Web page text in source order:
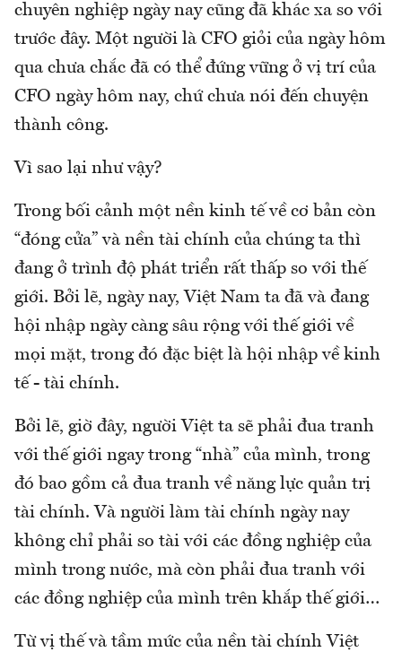
chuyên nghiệp ngày nay cũng đã khác xa so với
trước đây. Một người là CFO giỏi của ngày hôm
qua chưa chắc đã có thể đứng vững ở vị trí của
CFO ngày hôm nay, chứ chưa nói đến chuyện
thành công.
Vì sao lại như vậy?
Trong bối cảnh một nền kinh tế về cơ bản còn
“đóng cửa” và nền tài chính của chúng ta thì
đang ở trình độ phát triển rất thấp so với thế
giới. Bởi lẽ, ngày nay, Việt Nam ta đã và đang
hội nhập ngày càng sâu rộng với thế giới về
mọi mặt, trong đó đặc biệt là hội nhập về kinh
tế - tài chính.
Bởi lẽ, giờ đây, người Việt ta sẽ phải đua tranh
với thế giới ngay trong “nhà” của mình, trong
đó bao gồm cả đua tranh về năng lực quản trị
tài chính. Và người làm tài chính ngày nay
không chỉ phải so tài với các đồng nghiệp của
mình trong nước, mà còn phải đua tranh với
các đồng nghiệp của mình trên khắp thế giới…
Từ vị thế và tầm mức của nền tài chính Việt